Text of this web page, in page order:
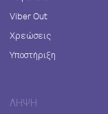
Viber Out
Χρεώσεις
Υποστήριξη
ΛΉΨΗ